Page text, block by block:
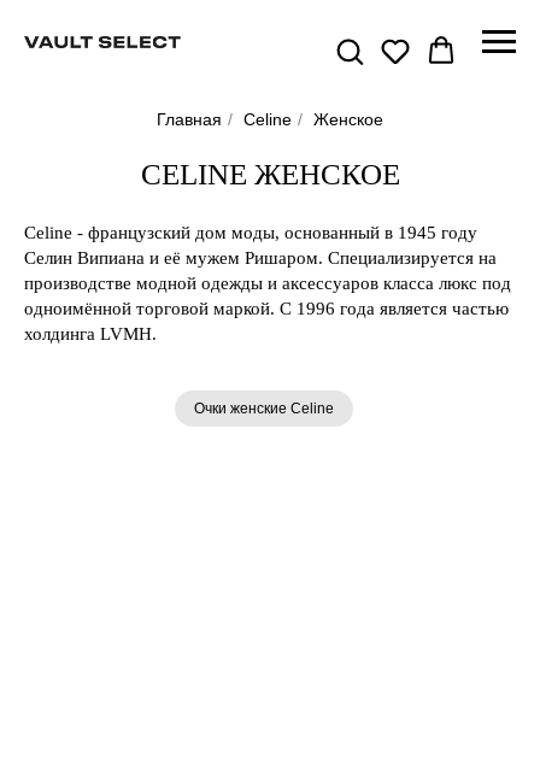
Главная / Celine / Женское
CELINE ЖЕНСКОЕ
Celine - французский дом моды, основанный в 1945 году
Селин Випиана и её мужем Ришаром. Специализируется на
производстве модной одежды и аксессуаров класса люкс под
одноимённой торговой маркой. С 1996 года является частью
холдинга LVMH.
Очки женские Celine